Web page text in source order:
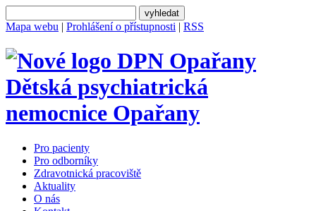
Mapa webu | Prohlášení o přístupnosti | RSS
Dětská psychiatrická
nemocnice Opařany
Pro pacienty
Pro odborníky
Zdravotnická pracoviště
Aktuality
O nás